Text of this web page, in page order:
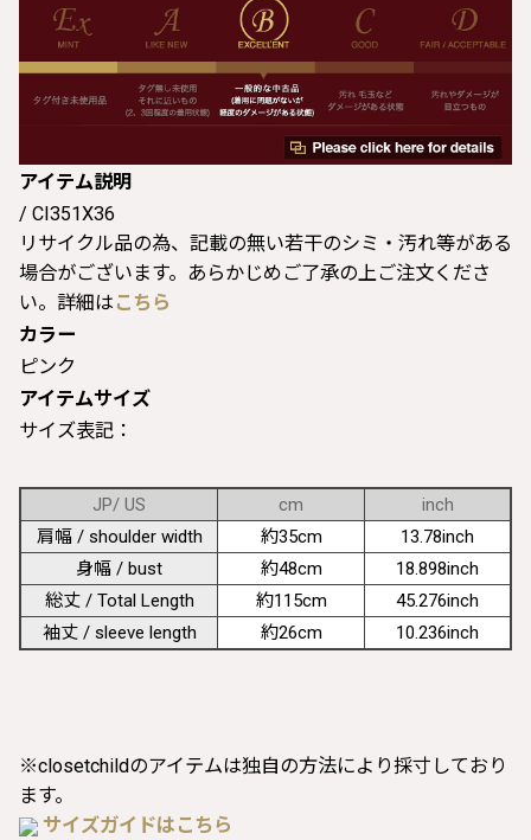
アイテム説明
/ CI351X36
リサイクル品の為、記載の無い若干のシミ・汚れ等がある
場合がございます。あらかじめご了承の上ご注文くださ
い。詳細は こちら
カラー
ピンク
アイテムサイズ
サイズ表記：
JP/ US cm
inch
肩幅 / shoulder width
約35cm
13.78inch
身幅 / bust
約48cm
18.898inch
総丈 / Total Length
約115cm
45.276inch
袖丈 / sleeve length
約26cm 10.236inch
※closetchildのアイテムは独自の方法により採寸しており
ます。
サイズガイドはこちら